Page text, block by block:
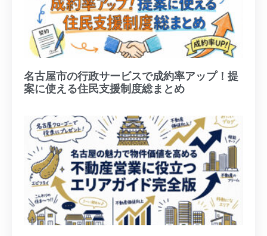
名古屋市の行政サービスで成約率アップ！提
案に使える住民支援制度総まとめ